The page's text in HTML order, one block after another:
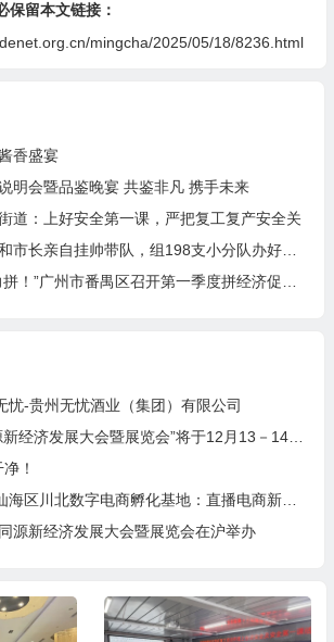
保留本文链接：
mingcha/2025/05/18/8236.html
香盛宴
明会暨品鉴晚宴 共鉴非凡 携手未来
道：上好安全第一课，严把复工复产安全关
广东佛山市委书记和市长亲自挂帅带队，组198支小分队办好这件事！
“全运年，我们全力拼！”广州市番禺区召开第一季度拼经济促增长暨高质量发展大会
忧-贵州无忧酒业（集团）有限公司
济发展大会暨展览会”将于12月13－14日在沪举行
！
北数字电商孵化基地：直播电商新引擎，预计年产值达5亿
源新经济发展大会暨展览会在沪举办